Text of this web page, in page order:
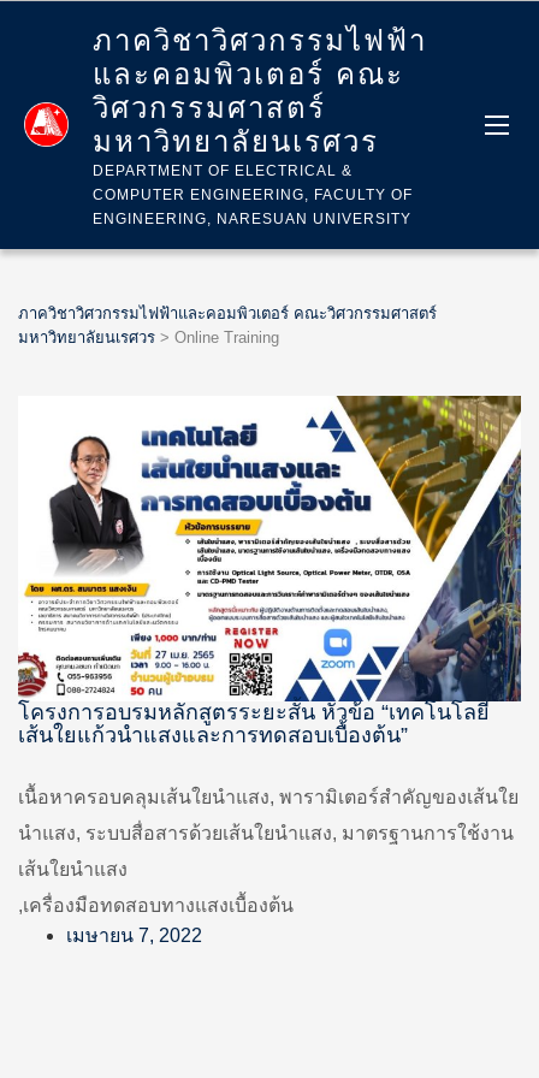
ภาควิชาวิศวกรรมไฟฟ้า
และคอมพิวเตอร์ คณะ
วิศวกรรมศาสตร์
มหาวิทยาลัยนเรศวร
DEPARTMENT OF ELECTRICAL &
COMPUTER ENGINEERING, FACULTY OF
ENGINEERING, NARESUAN UNIVERSITY
ภาควิชาวิศวกรรมไฟฟ้าและคอมพิวเตอร์ คณะวิศวกรรมศาสตร์
มหาวิทยาลัยนเรศวร > Online Training
โครงการอบรมหลักสูตรระยะสั้น หัวข้อ “เทคโนโลยี
เส้นใยแก้วนำแสงและการทดสอบเบื้องต้น”
เนื้อหาครอบคลุมเส้นใยนำแสง, พารามิเตอร์สำคัญของเส้นใย
นำแสง, ระบบสื่อสารด้วยเส้นใยนำแสง, มาตรฐานการใช้งาน
เส้นใยนำแสง
,เครื่องมือทดสอบทางแสงเบื้องต้น
เมษายน 7, 2022